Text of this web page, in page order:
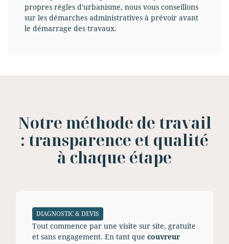
propres règles d'urbanisme, nous vous conseillons
sur les démarches administratives à prévoir avant
le démarrage des travaux.
Notre méthode de travail
: transparence et qualité
à chaque étape
DIAGNOSTIC & DEVIS
Tout commence par une visite sur site, gratuite
et sans engagement. En tant que couvreur